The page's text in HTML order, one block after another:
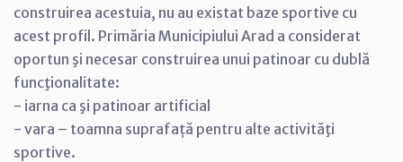
construirea acestuia, nu au existat baze sportive cu
acest profil. Primăria Municipiului Arad a considerat
oportun şi necesar construirea unui patinoar cu dublă
funcţionalitate:
- iarna ca şi patinoar artificial
- vara – toamna suprafață pentru alte activităţi
sportive.